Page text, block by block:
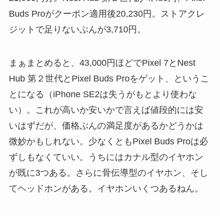
Buds Proがクーポン適用後20,230円。ストアクレ
ジットで足りないぶんが3,710円。
まぁまとめると、43,000円ほどでPixel 7とNest
Hub 第２世代とPixel Buds Proをゲット、というこ
とになる（iPhone SE2は失うがもとより使わな
い）。これが高いか安いかで言えば値段的には安
いはずだが、価格ぶんの満足度があるかどうかは
微妙かもしれない。少なくともPixel Buds Proは必
ずしもなくていい。うちにはカナル型のイヤホン
が既に3つある。さらに骨伝導型のイヤホン、そし
てヘッドホンがある。イヤホンいくつあるねん。